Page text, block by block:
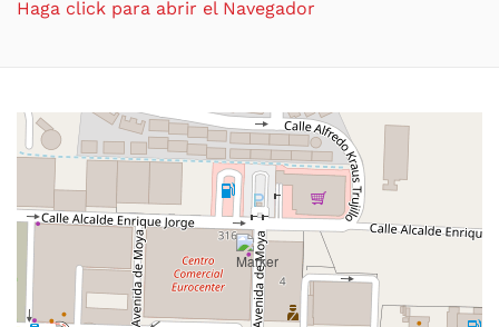
Haga click para abrir el Navegador